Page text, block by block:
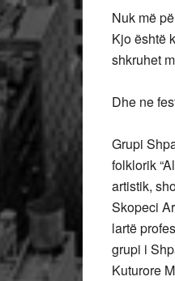
Nuk më
Kjo është
shkruhet
Dhe ne
Grupi
folklorik
artistik,
Skopeci
lartë
grupi i
Kuturore